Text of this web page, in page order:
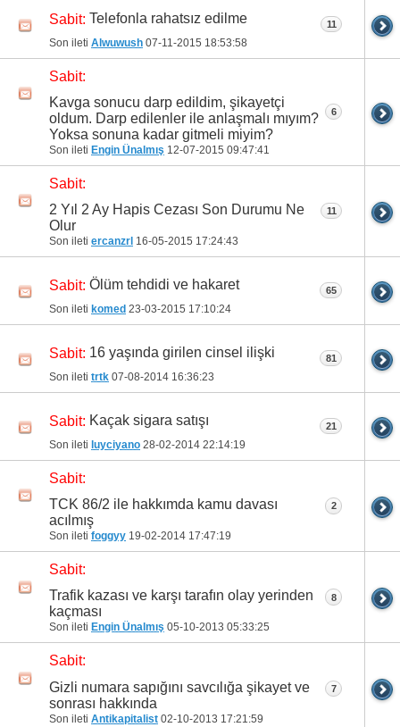
Sabit: Telefonla rahatsız edilme
Son ileti Alwuwush 07-11-2015 18:53:58
11
Sabit:
Kavga sonucu darp edildim, şikayetçi
oldum. Darp edilenler ile anlaşmalı mıyım?
Yoksa sonuna kadar gitmeli miyim?
Son ileti Engin Ünalmış 12-07-2015 09:47:41
6
Sabit:
2 Yıl 2 Ay Hapis Cezası Son Durumu Ne
Olur
Son ileti ercanzrl 16-05-2015 17:24:43
11
Sabit: Ölüm tehdidi ve hakaret
Son ileti komed 23-03-2015 17:10:24
65
Sabit: 16 yaşında girilen cinsel ilişki
Son ileti trtk 07-08-2014 16:36:23
81
Sabit: Kaçak sigara satışı
Son ileti luyciyano 28-02-2014 22:14:19
21
Sabit:
TCK 86/2 ile hakkımda kamu davası
acılmış
Son ileti foggyy 19-02-2014 17:47:19
2
Sabit:
Trafik kazası ve karşı tarafın olay yerinden
kaçması
Son ileti Engin Ünalmış 05-10-2013 05:33:25
8
Sabit:
Gizli numara sapığını savcılığa şikayet ve
sonrası hakkında
Son ileti Antikapitalist 02-10-2013 17:21:59
7